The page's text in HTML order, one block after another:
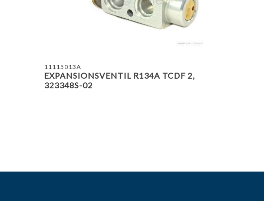
11115013A
EXPANSIONSVENTIL R134A TCDF 2,
323348S-02